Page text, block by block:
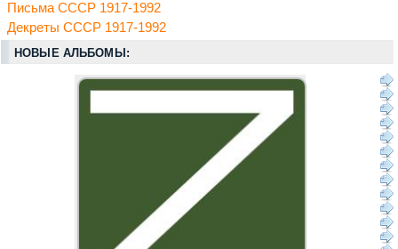
Письма СССР 1917-1992
Декреты СССР 1917-1992
НОВЫЕ АЛЬБОМЫ: